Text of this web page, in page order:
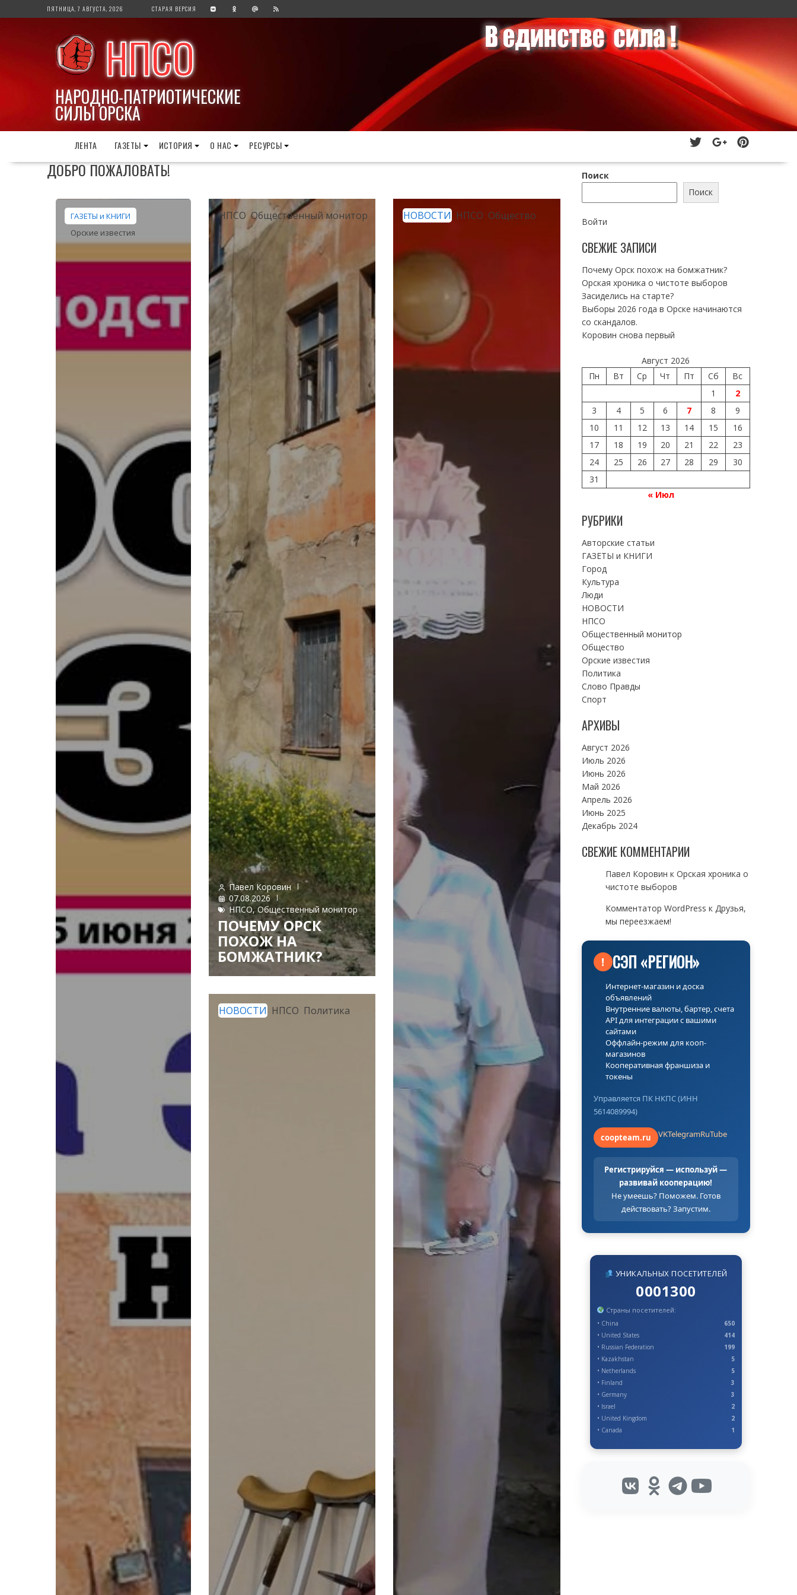
к
ПЯТНИЦА, 7 АВГУСТА, 2026 СТАРАЯ ВЕРСИЯ
НПСО
НАРОДНО-ПАТРИОТИЧЕСКИЕ
СИЛЫ ОРСКА
ЛЕНТА ГАЗЕТЫ ИСТОРИЯ О НАС РЕСУРСЫ
ДОБРО ПОЖАЛОВАТЬ!
ГАЗЕТЫ и КНИГИ
Орские известия
НПСО Общественный монитор
Павел Коровин
07.08.2026
НПСО, Общественный монитор
ПОЧЕМУ ОРСК
ПОХОЖ НА
БОМЖАТНИК?
НОВОСТИ НПСО Политика
НОВОСТИ НПСО Общество
Поиск
Поиск
Войти
СВЕЖИЕ ЗАПИСИ
Почему Орск похож на бомжатник?
Орская хроника о чистоте выборов
Засиделись на старте?
Выборы 2026 года в Орске начинаются
со скандалов.
Коровин снова первый
Август 2026
Пн
Вт Ср Чт Пт Сб
Вс
1
2
3
4 5 6 7 8
9
10
11 12 13 14 15
16
17
18 19 20 21 22
23
24
25 26 27 28 29
30
31
« Июл
РУБРИКИ
Авторские статьи
ГАЗЕТЫ и КНИГИ
Город
Культура
Люди
НОВОСТИ
НПСО
Общественный монитор
Общество
Орские известия
Политика
Слово Правды
Спорт
АРХИВЫ
Август 2026
Июль 2026
Июнь 2026
Май 2026
Апрель 2026
Июнь 2025
Декабрь 2024
СВЕЖИЕ КОММЕНТАРИИ
Павел Коровин к Орская хроника о
чистоте выборов
Комментатор WordPress к Друзья,
мы переезжаем!
! СЭП «РЕГИОН»
Интернет-магазин и доска
объявлений
Внутренние валюты, бартер, счета
API для интеграции с вашими
сайтами
Оффлайн-режим для кооп-
магазинов
Кооперативная франшиза и
токены
Управляется ПК НКПС (ИНН
5614089994)
coopteam.ru VKTelegramRuTube
Регистрируйся — используй —
развивай кооперацию!
Не умеешь? Поможем. Готов
действовать? Запустим.
УНИКАЛЬНЫХ ПОСЕТИТЕЛЕЙ
0001300
Страны посетителей:
• China
650
• United States
414
• Russian Federation
199
• Kazakhstan
5
• Netherlands
5
• Finland
3
• Germany
3
• Israel
2
• United Kingdom
2
• Canada
1